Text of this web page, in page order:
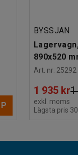
BYSSJAN
890x520
Art. nr: 25292
1 935 kr1
exkl. moms
Lägsta pris